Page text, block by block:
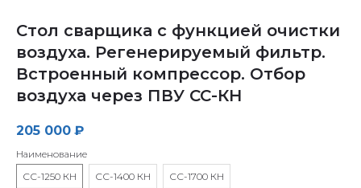
Стол сварщика с функцией очистки
воздуха. Регенерируемый фильтр.
Встроенный компрессор. Отбор
воздуха через ПВУ СС-КН
205 000 ₽
Наименование
СС-1250 КН
СС-1400 КН СС-1700 КН